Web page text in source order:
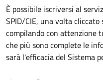
È possibile iscriversi al
SPID/CIE, una volta
compilando con attenzione
che più sono complete le
sarà l'efficacia del Sistema